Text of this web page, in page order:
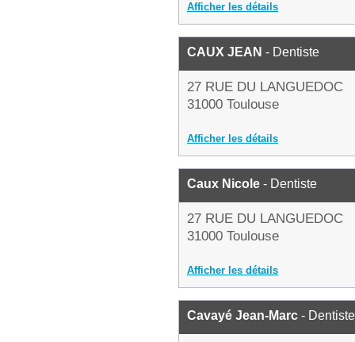
Afficher les détails
CAUX JEAN - Dentiste
27 RUE DU LANGUEDOC
31000 Toulouse
Afficher les détails
Caux Nicole - Dentiste
27 RUE DU LANGUEDOC
31000 Toulouse
Afficher les détails
Cavayé Jean-Marc - Dentiste